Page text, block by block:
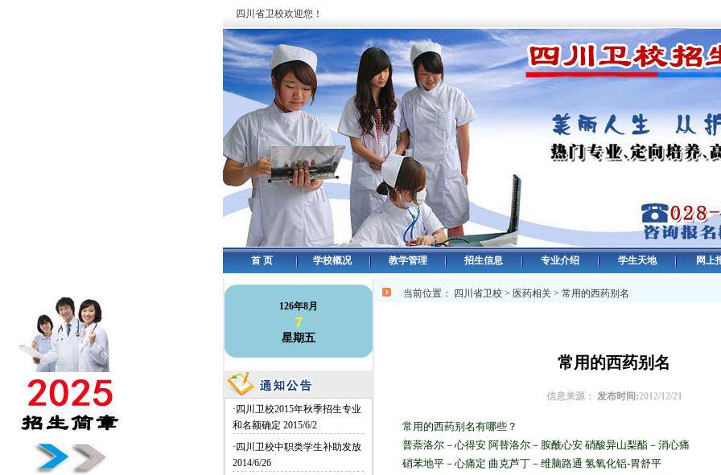
四川省卫校欢迎您！
首 页 学校概况 教学管理 招生信息 专业介绍 学生天地 网上
126年8月
7
星期五
·四川卫校2015年秋季招生专业
和名额确定 2015/6/2
·四川卫校中职类学生补助发放
2014/6/26
当前位置： 四川省卫校 > 医药相关 > 常用的西药别名
常用的西药别名
信息来源： 发布时间:2012/12/21
常用的西药别名有哪些？
普萘洛尔－心得安 阿替洛尔－胺酰心安 硝酸异山梨酯－消心痛
硝苯地平－心痛定 曲克芦丁－维脑路通 氢氧化铝-胃舒平